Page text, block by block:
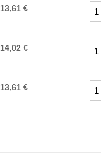
13,61 €
14,02 €
13,61 €